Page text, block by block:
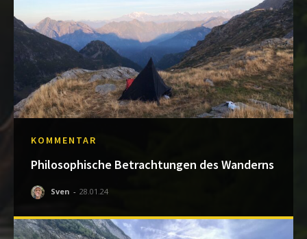
KOMMENTAR
Philosophische Betrachtungen des Wanderns
Sven - 28.01.24